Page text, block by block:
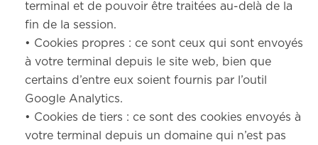
terminal et de pouvoir être traitées au-delà de la
fin de la session.
• Cookies propres : ce sont ceux qui sont envoyés
à votre terminal depuis le site web, bien que
certains d’entre eux soient fournis par l’outil
Google Analytics.
• Cookies de tiers : ce sont des cookies envoyés à
votre terminal depuis un domaine qui n’est pas